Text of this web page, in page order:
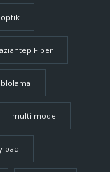
Fiber
multi mode